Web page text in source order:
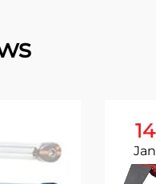
14
Jan